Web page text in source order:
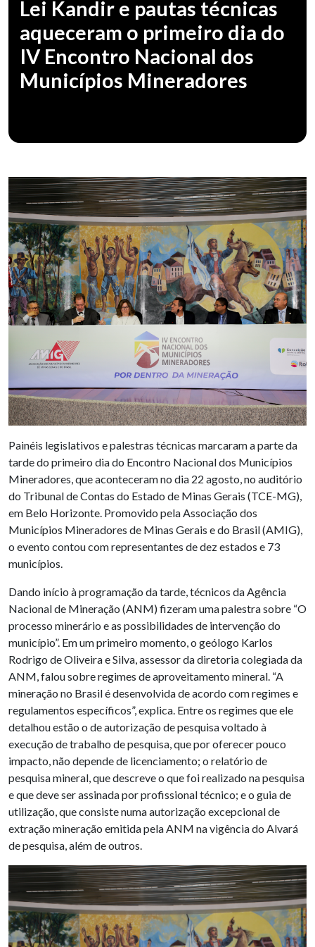
Lei Kandir e pautas técnicas
aqueceram o primeiro dia do
IV Encontro Nacional dos
Municípios Mineradores
Painéis legislativos e palestras técnicas marcaram a parte da
tarde do primeiro dia do Encontro Nacional dos Municípios
Mineradores, que aconteceram no dia 22 agosto, no auditório
do Tribunal de Contas do Estado de Minas Gerais (TCE-MG),
em Belo Horizonte. Promovido pela Associação dos
Municípios Mineradores de Minas Gerais e do Brasil (AMIG),
o evento contou com representantes de dez estados e 73
municípios.
Dando início à programação da tarde, técnicos da Agência
Nacional de Mineração (ANM) fizeram uma palestra sobre “O
processo minerário e as possibilidades de intervenção do
município”. Em um primeiro momento, o geólogo Karlos
Rodrigo de Oliveira e Silva, assessor da diretoria colegiada da
ANM, falou sobre regimes de aproveitamento mineral. “A
mineração no Brasil é desenvolvida de acordo com regimes e
regulamentos específicos”, explica. Entre os regimes que ele
detalhou estão o de autorização de pesquisa voltado à
execução de trabalho de pesquisa, que por oferecer pouco
impacto, não depende de licenciamento; o relatório de
pesquisa mineral, que descreve o que foi realizado na pesquisa
e que deve ser assinada por profissional técnico; e o guia de
utilização, que consiste numa autorização excepcional de
extração mineração emitida pela ANM na vigência do Alvará
de pesquisa, além de outros.